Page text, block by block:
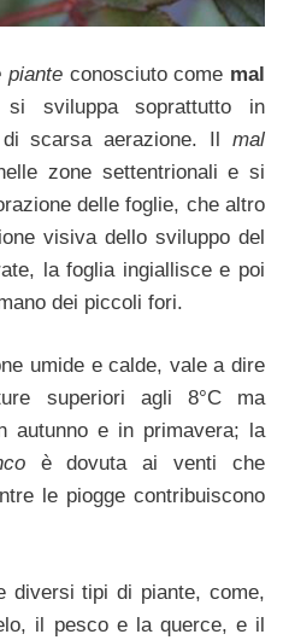
piante conosciuto come mal
sviluppa soprattutto in
scarsa aerazione. Il mal
zone settentrionali e si
delle foglie, che altro
visiva dello sviluppo del
la foglia ingiallisce e poi
dei piccoli fori.
umide e calde, vale a dire
superiori agli 8°C ma
autunno e in primavera; la
è dovuta ai venti che
le piogge contribuiscono
diversi tipi di piante, come,
il pesco e la querce, e il